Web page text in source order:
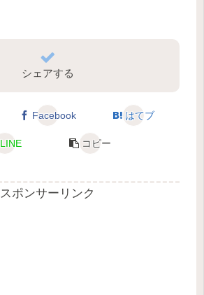
シェアする
Facebook はてブ
LINE コピー
スポンサーリンク